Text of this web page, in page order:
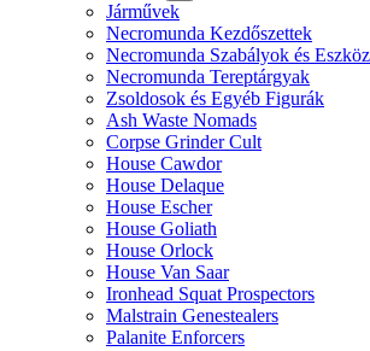
Járművek
Necromunda Kezdőszettek
Necromunda Szabályok és
Necromunda Tereptárgyak
Zsoldosok és Egyéb Figurák
Ash Waste Nomads
Corpse Grinder Cult
House Cawdor
House Delaque
House Escher
House Goliath
House Orlock
House Van Saar
Ironhead Squat Prospectors
Malstrain Genestealers
Palanite Enforcers